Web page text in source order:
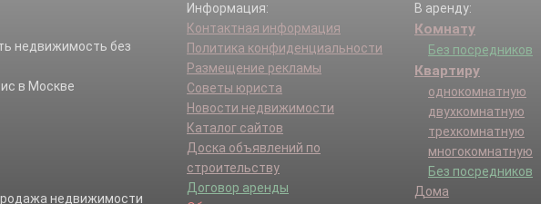
недвижимость без
в Москве
Информация:
Контактная информация
Политика конфиденциальности
Размещение рекламы
Советы юриста
Новости недвижимости
Каталог сайтов
Доска объявлений по
строительству
Договор аренды
В аренду:
Комнату
Без посредников
Квартиру
однокомнатную
двухкомнатную
трехкомнатную
многокомнатную
Без посредников
Дома